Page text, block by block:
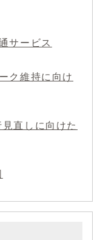
サービス
ク維持に向け
直しに向けた